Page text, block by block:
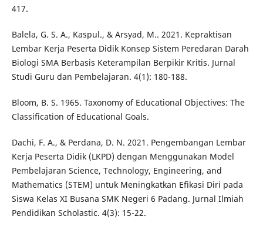
417.
Balela, G. S. A., Kaspul., & Arsyad, M.. 2021. Kepraktisan
Lembar Kerja Peserta Didik Konsep Sistem Peredaran Darah
Biologi SMA Berbasis Keterampilan Berpikir Kritis. Jurnal
Studi Guru dan Pembelajaran. 4(1): 180-188.
Bloom, B. S. 1965. Taxonomy of Educational Objectives: The
Classification of Educational Goals.
Dachi, F. A., & Perdana, D. N. 2021. Pengembangan Lembar
Kerja Peserta Didik (LKPD) dengan Menggunakan Model
Pembelajaran Science, Technology, Engineering, and
Mathematics (STEM) untuk Meningkatkan Efikasi Diri pada
Siswa Kelas XI Busana SMK Negeri 6 Padang. Jurnal Ilmiah
Pendidikan Scholastic. 4(3): 15-22.